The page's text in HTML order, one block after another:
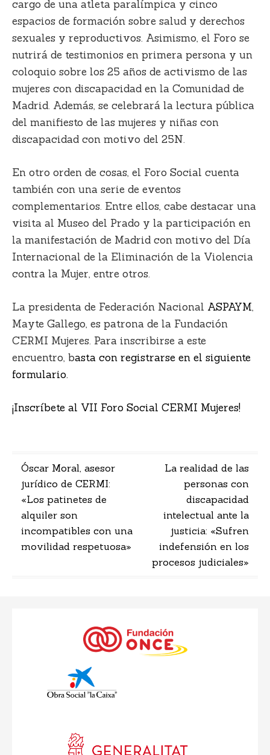
cargo de una atleta paralímpica y cinco
espacios de formación sobre salud y derechos
sexuales y reproductivos. Asimismo, el Foro se
nutrirá de testimonios en primera persona y un
coloquio sobre los 25 años de activismo de las
mujeres con discapacidad en la Comunidad de
Madrid. Además, se celebrará la lectura pública
del manifiesto de las mujeres y niñas con
discapacidad con motivo del 25N.
En otro orden de cosas, el Foro Social cuenta
también con una serie de eventos
complementarios. Entre ellos, cabe destacar una
visita al Museo del Prado y la participación en
la manifestación de Madrid con motivo del Día
Internacional de la Eliminación de la Violencia
contra la Mujer, entre otros.
La presidenta de Federación Nacional ASPAYM,
Mayte Gallego, es patrona de la Fundación
CERMI Mujeres. Para inscribirse a este
encuentro, basta con registrarse en el siguiente
formulario.
¡Inscríbete al VII Foro Social CERMI Mujeres!
Navegación
de
entradas
Óscar Moral, asesor
jurídico de CERMI:
«Los patinetes de
alquiler son
incompatibles con una
movilidad respetuosa»
La realidad de las
personas con
discapacidad
intelectual ante la
justicia: «Sufren
indefensión en los
procesos judiciales»